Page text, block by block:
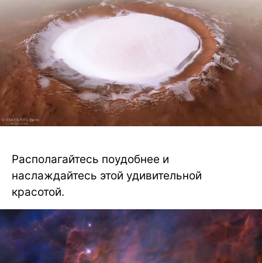
Располагайтесь поудобнее и
наслаждайтесь этой удивительной
красотой.